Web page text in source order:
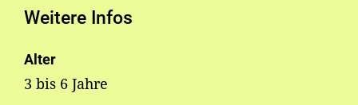
Weitere Infos
Alter
3 bis 6 Jahre